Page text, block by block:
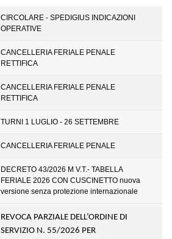
CIRCOLARE - SPEDIGIUS INDICAZIONI
OPERATIVE
CANCELLERIA FERIALE PENALE
RETTIFICA
CANCELLERIA FERIALE PENALE
RETTIFICA
TURNI 1 LUGLIO - 26 SETTEMBRE
CANCELLERIA FERIALE PENALE
DECRETO 43/2026 M V.T.- TABELLA
FERIALE 2026 CON CUSCINETTO nuova
versione senza protezione internazionale
REVOCA PARZIALE DELL’ORDINE DI
SERVIZIO N. 55/2026 PER